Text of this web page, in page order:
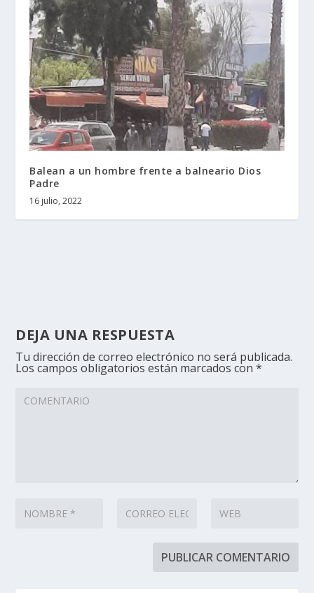
Balean a un hombre frente a balneario Dios
Padre
16 julio, 2022
DEJA UNA RESPUESTA
Tu dirección de correo electrónico no será publicada.
Los campos obligatorios están marcados con*